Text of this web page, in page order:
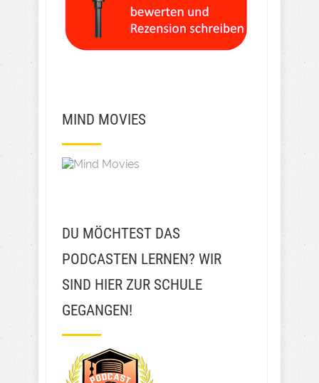
MIND MOVIES
DU MÖCHTEST DAS
PODCASTEN LERNEN? WIR
SIND HIER ZUR SCHULE
GEGANGEN!